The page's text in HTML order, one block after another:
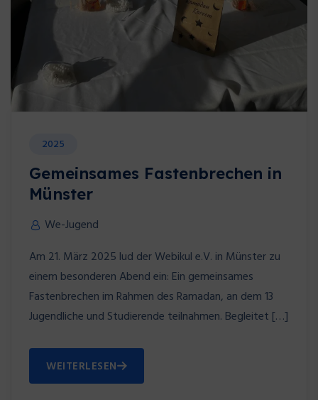
2025
Gemeinsames Fastenbrechen in
Münster
We-Jugend
Am 21. März 2025 lud der Webikul e.V. in Münster zu
einem besonderen Abend ein: Ein gemeinsames
Fastenbrechen im Rahmen des Ramadan, an dem 13
Jugendliche und Studierende teilnahmen. Begleitet […]
WEITERLESEN